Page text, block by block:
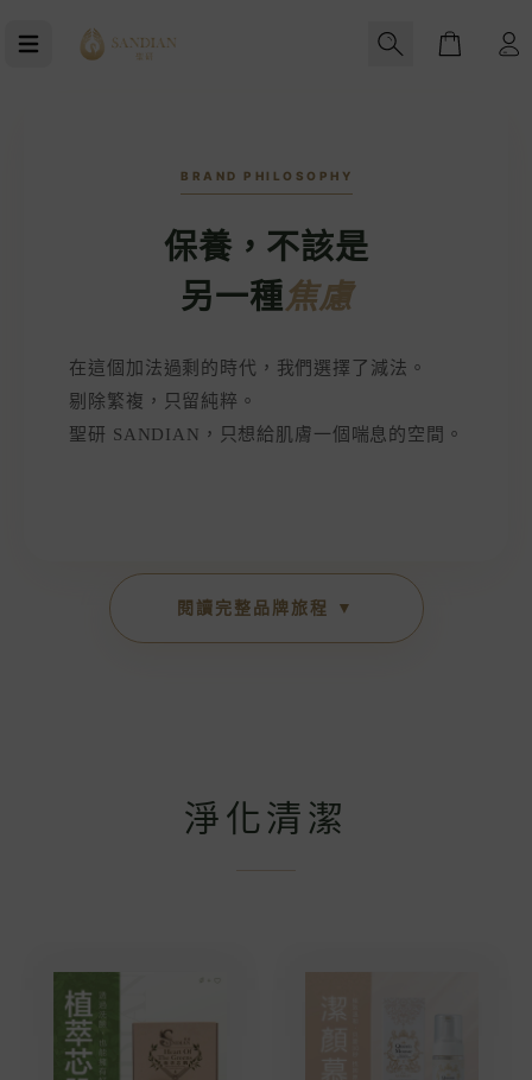
Cart
BRAND PHILOSOPHY
保養，不該是
另一種焦慮
在這個加法過剩的時代，我們選擇了減法。
剔除繁複，只留純粹。
聖研 SANDIAN，只想給肌膚一個喘息的空間。
閱讀完整品牌旅程 ▼
淨化清潔